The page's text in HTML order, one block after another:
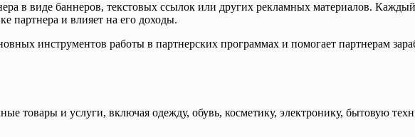
в виде баннеров, текстовых ссылок или других рекламных материалов.
партнера и влияет на его доходы.
инструментов работы в партнерских программах и помогает партнерам
товары и услуги, включая одежду, обувь, косметику, электронику, бытовую